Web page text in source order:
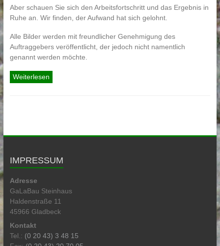
Aber schauen Sie sich den Arbeitsfortschritt und das Ergebnis in
Ruhe an. Wir finden, der Aufwand hat sich gelohnt.
Alle Bilder werden mit freundlicher Genehmigung des
Auftraggebers veröffentlicht, der jedoch nicht namentlich
genannt werden möchte.
Weiterlesen
IMPRESSUM
Adresse
GaLaBau Steinhaus
Haldenstraße 11
45966 Gladbeck
Kontakt
Tel.: (0 20 43) 3 48 15